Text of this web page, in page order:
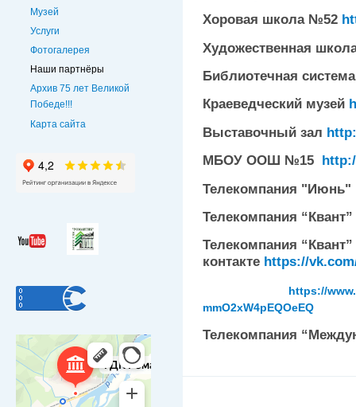
Музей
Услуги
Фотогалерея
Наши партнёры
Архив 75 лет Великой
Победе!!!
Карта сайта
Хоровая школа №52
Художественная
Библиотечная
Краеведческий музей
Выставочный зал
МБОУ ООШ №15
Телекомпания "Июнь"
Телекомпания “Квант”
Телекомпания “Квант”
контакте https://
https://
mmO2xW4pEQOeEQ
Телекомпания